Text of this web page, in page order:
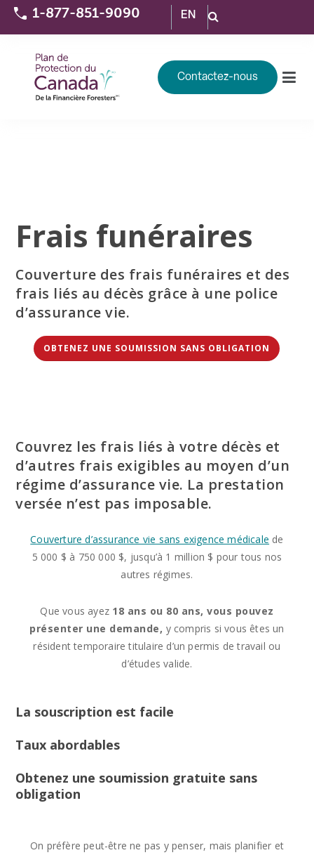
1-877-851-9090 EN
Contactez-nous
Frais funéraires
Couverture des frais funéraires et des
frais liés au décès grâce à une police
d’assurance vie.
OBTENEZ UNE SOUMISSION SANS OBLIGATION
Couvrez les frais liés à votre décès et
d’autres frais exigibles au moyen d’un
régime d’assurance vie. La prestation
versée n’est pas imposable.
Couverture d’assurance vie sans exigence médicale de
5 000 $ à 750 000 $, jusqu’à 1 million $ pour tous nos
autres régimes.
Que vous ayez 18 ans ou 80 ans, vous pouvez
présenter une demande, y compris si vous êtes un
résident temporaire titulaire d’un permis de travail ou
d’études valide.
La souscription est facile
Taux abordables
Obtenez une soumission gratuite sans
obligation
On préfère peut-être ne pas y penser, mais planifier et